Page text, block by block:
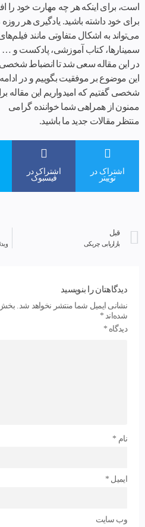
است، برای اینکه هر چه مهارت خود را
برای خود داشته باشید. یادگیری هر
می‌تواند به اشکال متفاوتی مانند
سمینارها، کتاب ‌آموزشی، پادکست و …
در این مقاله سعی شد تا انضباط شخصی
این موضوع بر موفقیت بگوییم و در
شخصی گفتیم که امیدواریم این مقاله
ممنون از همراهی شما خواننده گرامی
منتظر مقالات جدید ما باشید.
اشتراک در
توییتر
اشتراک در
فیسبوک
قبل
بازاریابی چریکی
دیدگاهتان را بنویسید
نشانی ایمیل شما منتشر نخواهد شد.
شده‌اند*
دیدگاه*
نام *
ایمیل *
وب‌ سایت